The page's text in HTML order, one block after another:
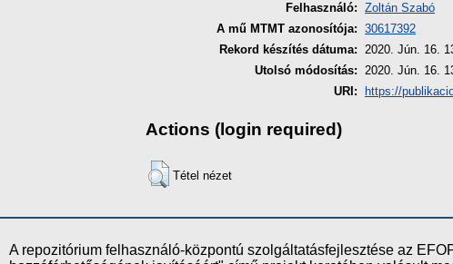
Felhasználó: Zoltán Szabó
A mű MTMT azonosítója: 30617392
Rekord készítés dátuma: 2020. Jún. 16.
Utolsó módosítás: 2020. Jún. 16.
URI:
https://
Actions (login required)
Tétel nézet
A repozitórium felhasználó-központú szolgáltatásfejlesztése az